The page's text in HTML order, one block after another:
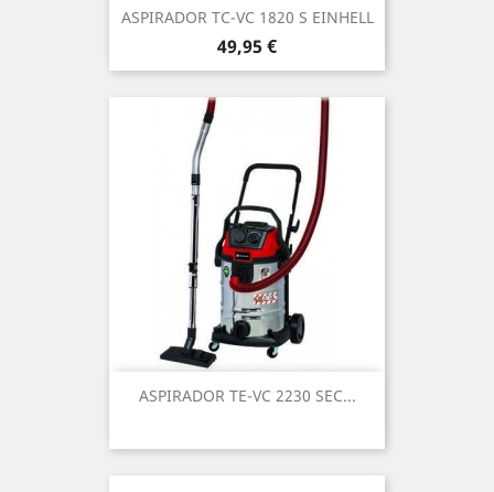
ASPIRADOR TC-VC 1820 S EINHELL
Precio
49,95 €
ASPIRADOR TE-VC 2230 SEC...